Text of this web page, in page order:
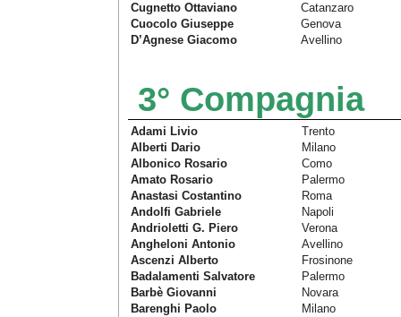
Cugnetto Ottaviano
Catanzaro
Cuocolo Giuseppe
Genova
D’Agnese Giacomo
Avellino
3° Compagnia
Adami Livio
Trento
Alberti Dario
Milano
Albonico Rosario
Como
Amato Rosario
Palermo
Anastasi Costantino
Roma
Andolfi Gabriele
Napoli
Andrioletti G. Piero
Verona
Angheloni Antonio
Avellino
Ascenzi Alberto
Frosinone
Badalamenti Salvatore
Palermo
Barbè Giovanni
Novara
Barenghi Paolo
Milano